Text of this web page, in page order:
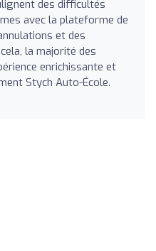
des difficultés
avec la plateforme de
et des
la majorité des
enrichissante et
Stych Auto-École.